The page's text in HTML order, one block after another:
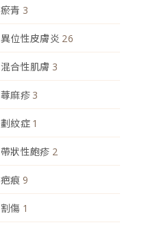
瘀青 3
異位性皮膚炎 26
混合性肌膚 3
蕁麻疹 3
劃紋症 1
帶狀性皰疹 2
疤痕 9
割傷 1